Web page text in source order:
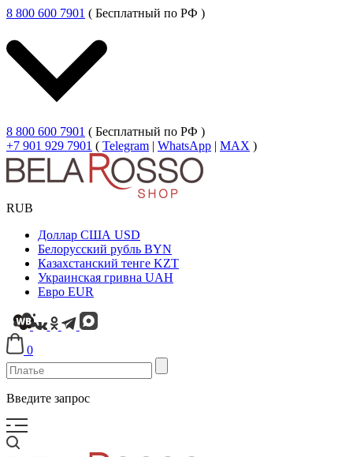
8 800 600 7901 ( Бесплатный по РФ )
8 800 600 7901 ( Бесплатный по РФ )
+7 901 929 7901 ( Telegram | WhatsApp | MAX )
RUB
Доллар США USD
Белорусский рубль BYN
Казахстанский тенге KZT
Украинская гривна UAH
Евро EUR
0
Введите запрос